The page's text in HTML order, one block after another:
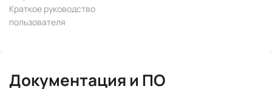
Краткое руководство
пользователя
Документация и ПО